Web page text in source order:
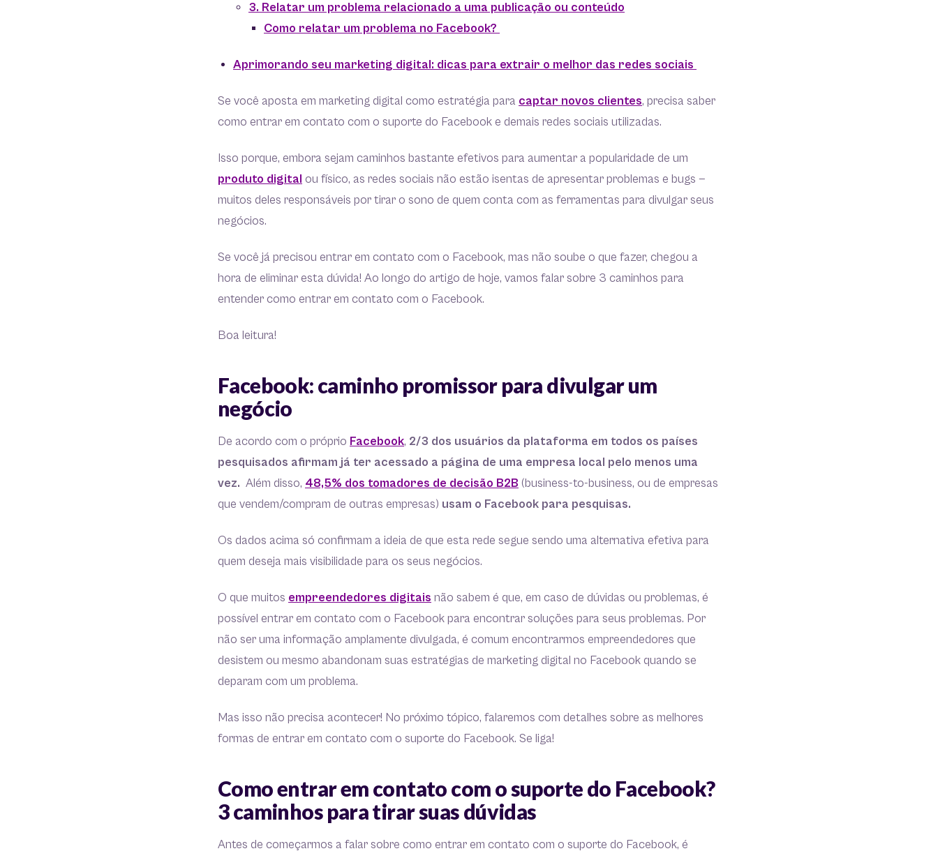
3. Relatar um problema relacionado a uma publicação ou conteúdo
Como relatar um problema no Facebook?
Aprimorando seu marketing digital: dicas para extrair o melhor das redes sociais
Se você aposta em marketing digital como estratégia para captar novos clientes, precisa saber
como entrar em contato com o suporte do Facebook e demais redes sociais utilizadas.
Isso porque, embora sejam caminhos bastante efetivos para aumentar a popularidade de um
produto digital ou físico, as redes sociais não estão isentas de apresentar problemas e bugs —
muitos deles responsáveis por tirar o sono de quem conta com as ferramentas para divulgar seus
negócios.
Se você já precisou entrar em contato com o Facebook, mas não soube o que fazer, chegou a
hora de eliminar esta dúvida! Ao longo do artigo de hoje, vamos falar sobre 3 caminhos para
entender como entrar em contato com o Facebook.
Boa leitura!
Facebook: caminho promissor para divulgar um
negócio
De acordo com o próprio Facebook, 2/3 dos usuários da plataforma em todos os países
pesquisados afirmam já ter acessado a página de uma empresa local pelo menos uma
vez. Além disso, 48,5% dos tomadores de decisão B2B (business-to-business, ou de empresas
que vendem/compram de outras empresas) usam o Facebook para pesquisas.
Os dados acima só confirmam a ideia de que esta rede segue sendo uma alternativa efetiva para
quem deseja mais visibilidade para os seus negócios.
O que muitos empreendedores digitais não sabem é que, em caso de dúvidas ou problemas, é
possível entrar em contato com o Facebook para encontrar soluções para seus problemas. Por
não ser uma informação amplamente divulgada, é comum encontrarmos empreendedores que
desistem ou mesmo abandonam suas estratégias de marketing digital no Facebook quando se
deparam com um problema.
Mas isso não precisa acontecer! No próximo tópico, falaremos com detalhes sobre as melhores
formas de entrar em contato com o suporte do Facebook. Se liga!
Como entrar em contato com o suporte do Facebook?
3 caminhos para tirar suas dúvidas
Antes de começarmos a falar sobre como entrar em contato com o suporte do Facebook, é